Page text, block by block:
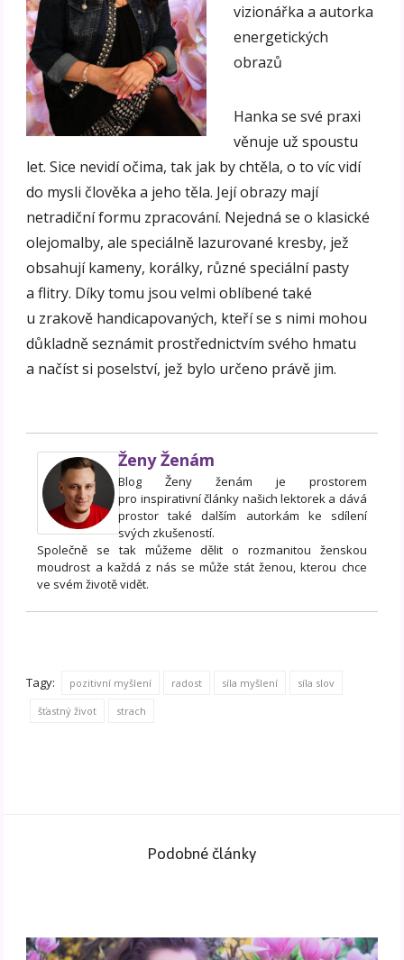
vizionářka a autorka
energetických
obrazů
Hanka se své praxi
věnuje už spoustu
let. Sice nevidí očima, tak jak by chtěla, o to víc vidí
do mysli člověka a jeho těla. Její obrazy mají
netradiční formu zpracování. Nejedná se o klasické
olejomalby, ale speciálně lazurované kresby, jež
obsahují kameny, korálky, různé speciální pasty
a flitry. Díky tomu jsou velmi oblíbené také
u zrakově handicapovaných, kteří se s nimi mohou
důkladně seznámit prostřednictvím svého hmatu
a načíst si poselství, jež bylo určeno právě jim.
Ženy Ženám
Blog Ženy ženám je prostorem
pro inspirativní články našich lektorek a dává
prostor také dalším autorkám ke sdílení
svých zkušeností.
Společně se tak můžeme dělit o rozmanitou ženskou
moudrost a každá z nás se může stát ženou, kterou chce
ve svém životě vidět.
Tagy: pozitivní myšlení radost síla myšlení síla slov
šťastný život strach
Podobné články